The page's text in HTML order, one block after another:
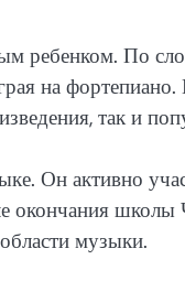
ребенком. По
на
так и
Он активно
окончания
музыки.